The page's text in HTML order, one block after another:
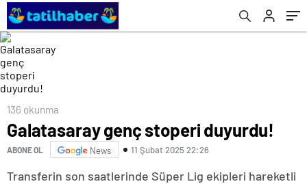
136 okunma
Galatasaray genç stoperi duyurdu!
ABONE OL News 11 Şubat 2025 22:26
Transferin son saatlerinde Süper Lig ekipleri hareketli